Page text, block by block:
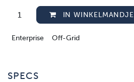
IN WINKELMANDJE
Enterprise Off-Grid
SPECS